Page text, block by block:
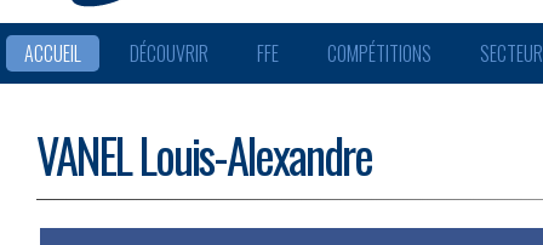
ACCUEIL DÉCOUVRIR FFE COMPÉTITIONS
VANEL Louis-Alexandre